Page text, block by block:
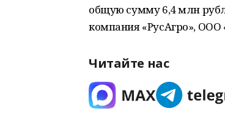
общую сумму 6,4 млн
компания «РусАгро»,
Читайте нас